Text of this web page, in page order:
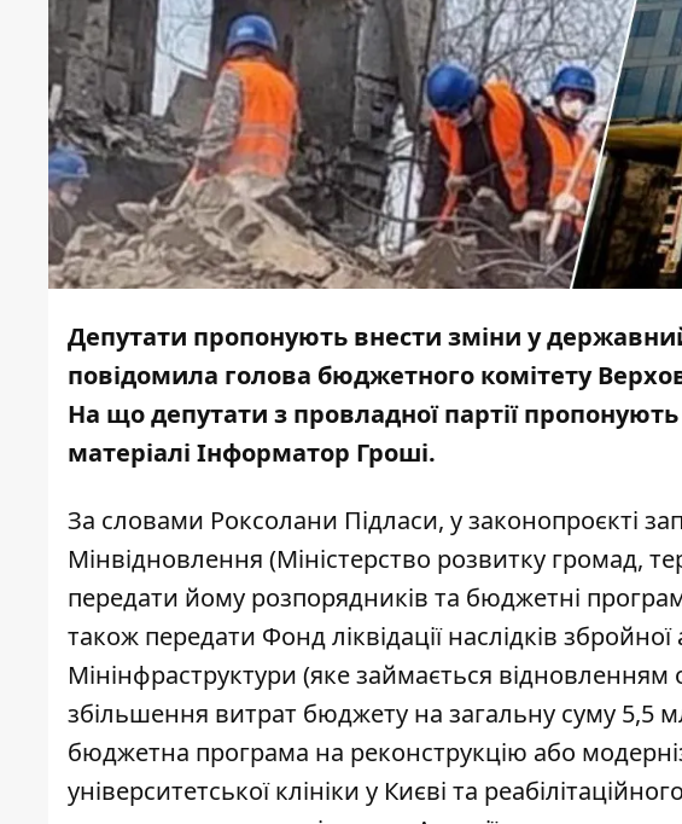
Депутати пропонують внести зміни у
повідомила голова бюджетного комітету
На що депутати з провладної партії
матеріалі Інформатор Гроші.
За словами Роксолани Підласи, узаконопроєкті
Мінвідновлення (Міністерство розвитку громад,
передати йому розпорядників та бюджетні
також передати Фонд ліквідації наслідків збройної
Мінінфраструктури (яке займається відновленням
збільшення витрат бюджету на загальну суму 5,5
бюджетна програма на реконструкцію або
університетської клініки у Києві та